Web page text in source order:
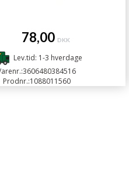
78,00 DKK
Lev.tid: 1-3 hverdage
3606480384516
Prodnr.:1088011560